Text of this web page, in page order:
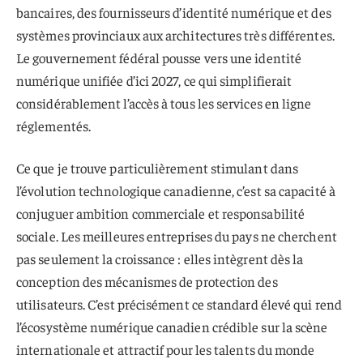
bancaires, des fournisseurs d’identité numérique et des
systèmes provinciaux aux architectures très différentes.
Le gouvernement fédéral pousse vers une identité
numérique unifiée d’ici 2027, ce qui simplifierait
considérablement l’accès à tous les services en ligne
réglementés.
Ce que je trouve particulièrement stimulant dans
l’évolution technologique canadienne, c’est sa capacité à
conjuguer ambition commerciale et responsabilité
sociale. Les meilleures entreprises du pays ne cherchent
pas seulement la croissance : elles intègrent dès la
conception des mécanismes de protection des
utilisateurs. C’est précisément ce standard élevé qui rend
l’écosystème numérique canadien crédible sur la scène
internationale et attractif pour les talents du monde